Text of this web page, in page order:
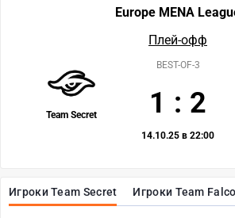
Игроки Team Secret Игроки Team
Europe MENA
Плей-офф
Team Secret
BEST-OF-3
1 : 2
14.10.25 в 22:00